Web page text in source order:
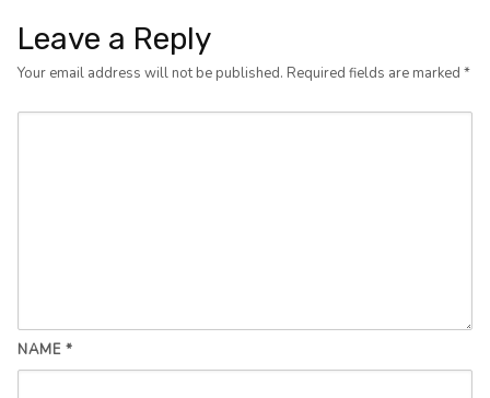
Leave a Reply
Your email address will not be published. Required fields are marked *
NAME *